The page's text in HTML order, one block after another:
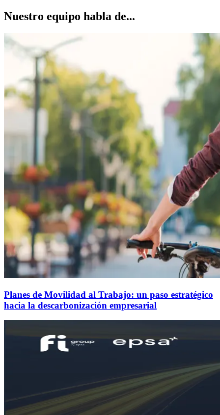
Nuestro equipo habla de...
Planes de Movilidad al Trabajo: un paso estratégico
hacia la descarbonización empresarial